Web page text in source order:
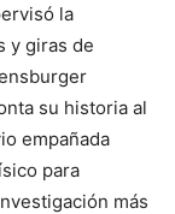
la
y giras de
su historia al
empañada
para
más